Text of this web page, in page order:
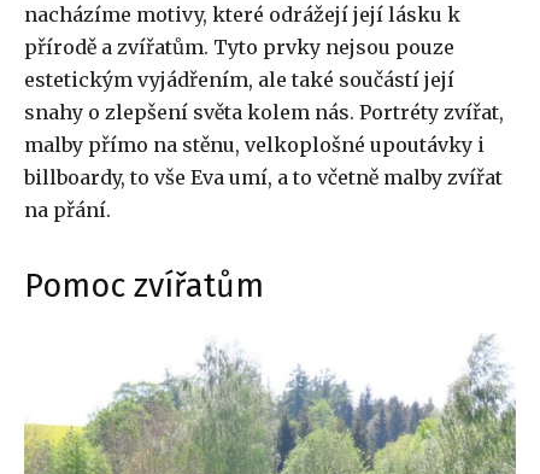
nacházíme motivy, které odrážejí její lásku k
přírodě a zvířatům. Tyto prvky nejsou pouze
estetickým vyjádřením, ale také součástí její
snahy o zlepšení světa kolem nás. Portréty zvířat,
malby přímo na stěnu, velkoplošné upoutávky i
billboardy, to vše Eva umí, a to včetně malby zvířat
na přání.
Pomoc zvířatům